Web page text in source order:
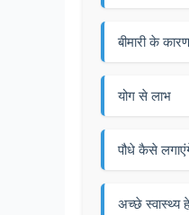
बीमारी के कारण
योग से लाभ
पौधे कैसे
अच्छे स्वास्थ्य